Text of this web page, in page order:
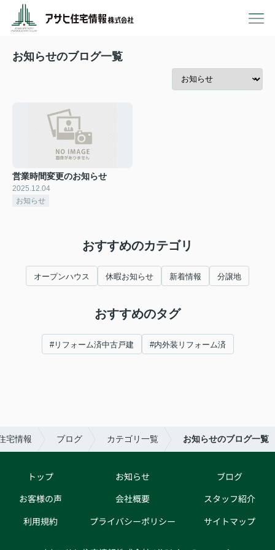
お知らせのブログ一覧
営業時間変更のお知らせ
2025.12.04
お知らせ
おすすめのカテゴリ
オープンハウス 休暇お知らせ 新着情報 分譲地
おすすめのタグ
#リフォーム済中古戸建 #内外装リフォーム済
宅情報 ブログ カテゴリ一覧 お知らせのブログ一覧
トップ
お客様の声
利用規約
お知らせ
会社概要
プライバシーポリシー
ブログ
スタッフ紹介
サイトマップ